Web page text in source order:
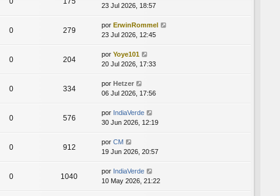
23 Jul 2026, 18:57
0 279
por ErwinRommel
23 Jul 2026, 12:45
0 204
por Yoye101
20 Jul 2026, 17:33
0 334
por Hetzer
06 Jul 2026, 17:56
0 576
por IndiaVerde
30 Jun 2026, 12:19
0 912
por CM
19 Jun 2026, 20:57
0 1040
por IndiaVerde
10 May 2026, 21:22